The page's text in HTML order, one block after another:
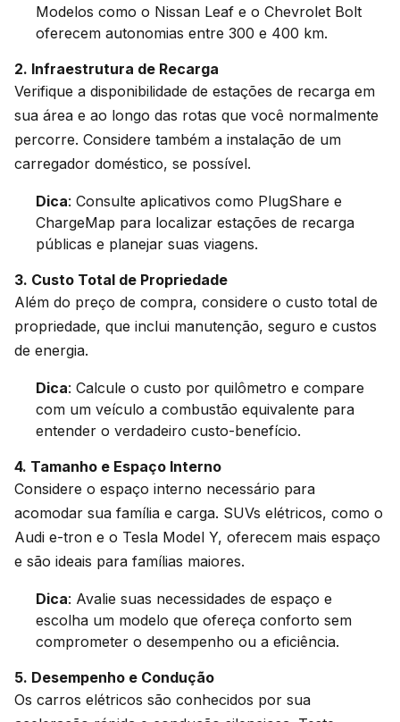
Modelos como o Nissan Leaf e o Chevrolet Bolt
oferecem autonomias entre 300 e 400 km.
2. Infraestrutura de Recarga
Verifique a disponibilidade de estações de recarga em
sua área e ao longo das rotas que você normalmente
percorre. Considere também a instalação de um
carregador doméstico, se possível.
Dica: Consulte aplicativos como PlugShare e
ChargeMap para localizar estações de recarga
públicas e planejar suas viagens.
3. Custo Total de Propriedade
Além do preço de compra, considere o custo total de
propriedade, que inclui manutenção, seguro e custos
de energia.
Dica: Calcule o custo por quilômetro e compare
com um veículo a combustão equivalente para
entender o verdadeiro custo-benefício.
4. Tamanho e Espaço Interno
Considere o espaço interno necessário para
acomodar sua família e carga. SUVs elétricos, como o
Audi e-tron e o Tesla Model Y, oferecem mais espaço
e são ideais para famílias maiores.
Dica: Avalie suas necessidades de espaço e
escolha um modelo que ofereça conforto sem
comprometer o desempenho ou a eficiência.
5. Desempenho e Condução
Os carros elétricos são conhecidos por sua